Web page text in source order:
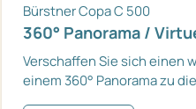
Bürstner Copa C 500
360° Panorama /
Verschaffen Sie sich einen
einem 360° Panorama zu